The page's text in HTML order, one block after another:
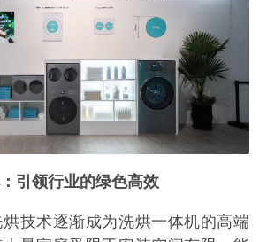
引领行业的绿色高效
技术逐渐成为洗烘一体机的高端